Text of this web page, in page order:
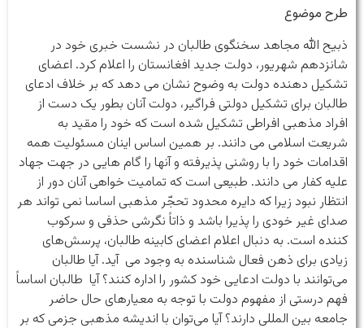
طرح موضوع
ذبیح الله مجاهد سخنگوی طالبان در نشست خبری خود در
شانزدهم شهریور، دولت جدید افغانستان را اعلام کرد. اعضای
تشکیل دهنده دولت به وضوح نشان می دهد که بر خلاف ادعای
طالبان برای تشکیل دولتی فراگیر، دولت آنان بطور یک دست از
افراد مذهبی افراطی تشکیل شده است که خود را مقید به
شریعت اسلامی می دانند. بر همین اساس اینان مسئولیت همه
اقدامات خود را با روشنی پذیرفته و آنها را گام هایی در جهت جهاد
علیه کفار می دانند. طبیعی است که تمامیت خواهی آنان دور از
انتظار نبود زیرا که دایره محدود تحجّر مذهبی اساسا نمی تواند هر
صدای غیر خودی را پذیرا باشد و ذاتاً نگرشی حذفی و سرکوب
کننده است. به دنبال اعلام اعضای کابینه طالبان، پرسش‌های
زیادی برای ذهن فعال شناسنده به وجود می آید. آیا طالبان
می‌توانند با دولت ادعایی خود کشور را اداره کنند؟ آیا طالبان اساساً
فهم درستی از مفهوم دولت با توجه به معیارهای حال حاضر
جامعه بین المللی دارند؟ آیا می‌توان با اندیشه مذهبی جزمی که بر